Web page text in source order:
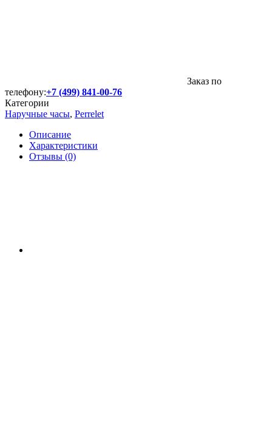
Заказ по
телефону:+7 (499) 841-00-76
Категории
Наручные часы, Perrelet
Описание
Характеристики
Отзывы (0)